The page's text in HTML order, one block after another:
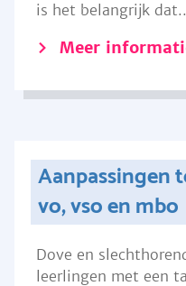
is het belangrijk
Meer
Aanpassingen
vo, vso en mbo
Dove en
leerlingen met een